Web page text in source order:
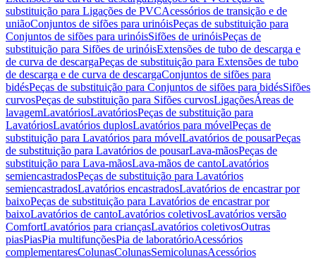
substituição para Ligações de PVCAcessórios de transição e de
uniãoConjuntos de sifões para urinóisPeças de substituição para
Conjuntos de sifões para urinóisSifões de urinóisPeças de
substituição para Sifões de urinóisExtensões de tubo de descarga e
de curva de descargaPeças de substituição para Extensões de tubo
de descarga e de curva de descargaConjuntos de sifões para
bidésPeças de substituição para Conjuntos de sifões para bidésSifões
curvosPeças de substituição para Sifões curvosLigaçõesÁreas de
lavagemLavatóriosLavatóriosPeças de substituição para
LavatóriosLavatórios duplosLavatórios para móvelPeças de
substituição para Lavatórios para móvelLavatórios de pousarPeças
de substituição para Lavatórios de pousarLava-mãosPeças de
substituição para Lava-mãosLava-mãos de cantoLavatórios
semiencastradosPeças de substituição para Lavatórios
semiencastradosLavatórios encastradosLavatórios de encastrar por
baixoPeças de substituição para Lavatórios de encastrar por
baixoLavatórios de cantoLavatórios coletivosLavatórios versão
ComfortLavatórios para criançasLavatórios coletivosOutras
piasPiasPia multifunçõesPia de laboratórioAcessórios
complementaresColunasColunasSemicolunasAcessórios